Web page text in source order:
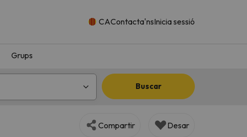
CAContacta'nsInicia sessió
Grups
Buscar
Compartir Desar